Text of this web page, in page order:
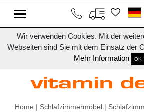
Wir verwenden Cookies. Mit der
Webseiten sind Sie mit dem Einsatz der
Mehr Information
OK
Home | Schlafzimmermöbel |